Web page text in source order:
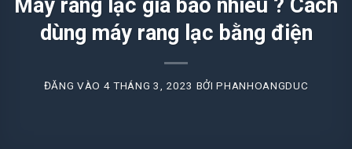
Máy rang lạc giá bao nhiêu ? Cách
dùng máy rang lạc bằng điện
ĐĂNG VÀO 4 THÁNG 3, 2023 BỞIPHANHOANGDUC